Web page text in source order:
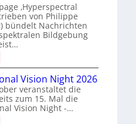
‚Hyperspectral
von Philippe
bündelt Nachrichten
Bildgebung
Vision Night 2026
veranstaltet die
zum 15. Mal die
Vision Night -…